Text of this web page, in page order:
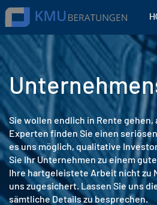
Sie wollen endlich in Rente
Experten finden Sie einen
es uns möglich, qualitative
Sie Ihr Unternehmen zu einem
Ihre hartgeleistete Arbeit nicht zu
uns zugesichert. Lassen Sie uns
sämtliche Details zu besprechen.